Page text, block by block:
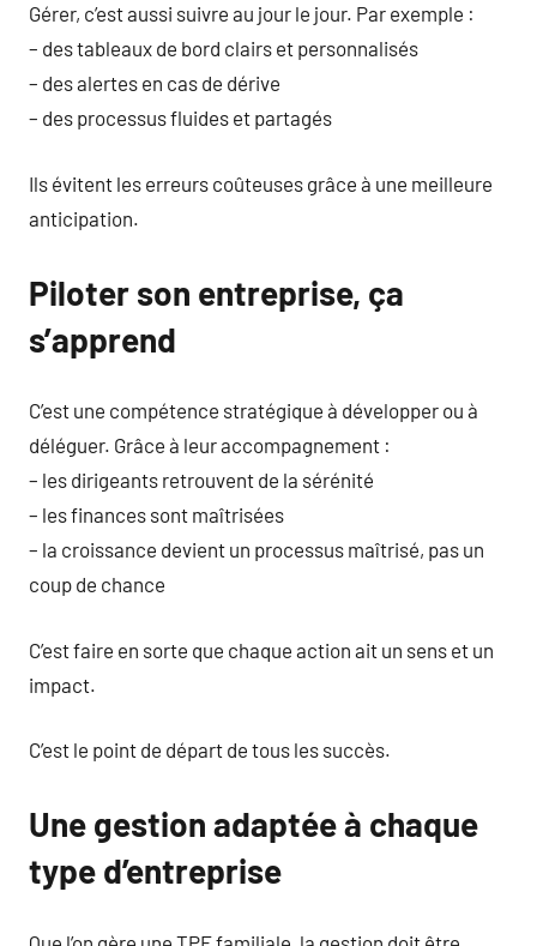
Gérer, c’est aussi suivre au jour le jour. Par exemple :
– des tableaux de bord clairs et personnalisés
– des alertes en cas de dérive
– des processus fluides et partagés
Ils évitent les erreurs coûteuses grâce à une meilleure
anticipation.
Piloter son entreprise, ça
s’apprend
C’est une compétence stratégique à développer ou à
déléguer. Grâce à leur accompagnement :
– les dirigeants retrouvent de la sérénité
– les finances sont maîtrisées
– la croissance devient un processus maîtrisé, pas un
coup de chance
C’est faire en sorte que chaque action ait un sens et un
impact.
C’est le point de départ de tous les succès.
Une gestion adaptée à chaque
type d’entreprise